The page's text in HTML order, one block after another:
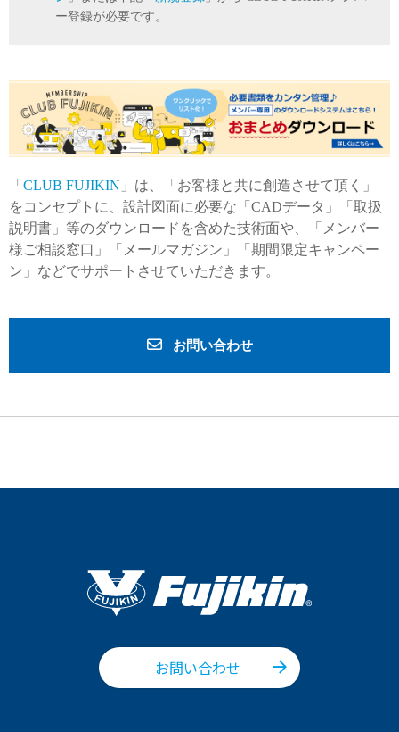
ー登録が必要です。
「 CLUB FUJIKIN 」は、「お客様と共に創造させて頂く」
をコンセプトに、設計図面に必要な「CADデータ」「取扱
説明書」等のダウンロードを含めた技術面や、「メンバー
様ご相談窓口」「メールマガジン」「期間限定キャンペー
ン」などでサポートさせていただきます。
お問い合わせ
お問い合わせ